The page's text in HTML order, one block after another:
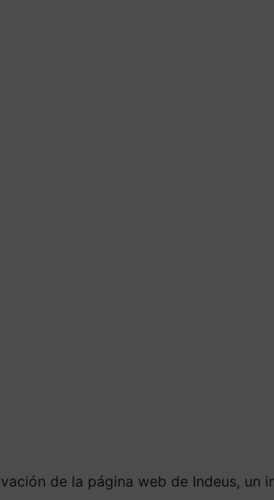
de la página web de Indeus, un